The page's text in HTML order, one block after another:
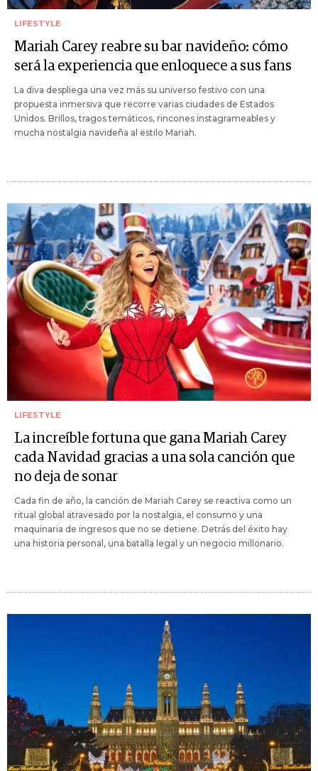
LIFESTYLE
Mariah Carey reabre su bar navideño: cómo
será la experiencia que enloquece a sus fans
La diva despliega una vez más su universo festivo con una
propuesta inmersiva que recorre varias ciudades de Estados
Unidos. Brillos, tragos temáticos, rincones instagrameables y
mucha nostalgia navideña al estilo Mariah.
LIFESTYLE
La increíble fortuna que gana Mariah Carey
cada Navidad gracias a una sola canción que
no deja de sonar
Cada fin de año, la canción de Mariah Carey se reactiva como un
ritual global atravesado por la nostalgia, el consumo y una
maquinaria de ingresos que no se detiene. Detrás del éxito hay
una historia personal, una batalla legal y un negocio millonario.